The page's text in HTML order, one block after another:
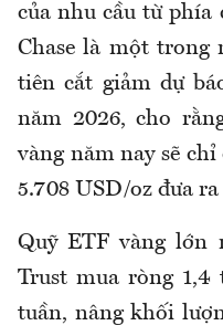
của nhu cầu từ phía
Chase là một trong
tiên cắt giảm dự
năm 2026, cho
vàng năm nay sẽ
5.708 USD/oz đưa
Quỹ ETF vàng lớn
Trust mua ròng 1,4
tuần, nâng khối